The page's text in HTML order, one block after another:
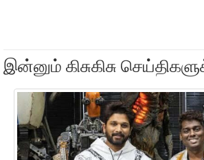
இன்னும் கிசுகிசு